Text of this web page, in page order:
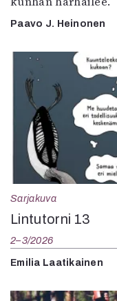
Paavo J. Heinonen
Sarjakuva
Lintutorni 13
2–3/2026
Emilia Laatikainen